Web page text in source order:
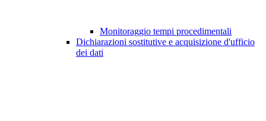
Monitoraggio tempi procedimentali
Dichiarazioni sostitutive e acquisizione d'ufficio
dei dati